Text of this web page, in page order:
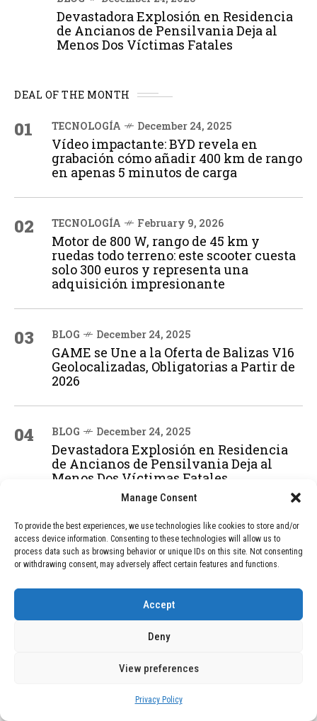
Manage Consent
To provide the best experiences, we use technologies like cookies to store and/or
access device information. Consenting to these technologies will allow us to
process data such as browsing behavior or unique IDs on this site. Not consenting
or withdrawing consent, may adversely affect certain features and functions.
Accept
Deny
View preferences
Privacy Policy
Devastadora Explosión en Residencia
de Ancianos de Pensilvania Deja al
Menos Dos Víctimas Fatales
DEAL OF THE MONTH
01 TECNOLOGÍA December 24, 2025
Vídeo impactante: BYD revela en
grabación cómo añadir 400 km de rango
en apenas 5 minutos de carga
02 TECNOLOGÍA February 9, 2026
Motor de 800 W, rango de 45 km y
ruedas todo terreno: este scooter cuesta
solo 300 euros y representa una
adquisición impresionante
03 BLOG December 24, 2025
GAME se Une a la Oferta de Balizas V16
Geolocalizadas, Obligatorias a Partir de
2026
04 BLOG December 24, 2025
Devastadora Explosión en Residencia
de Ancianos de Pensilvania Deja al
Menos Dos Víctimas Fatales
ADVERTISEMENT